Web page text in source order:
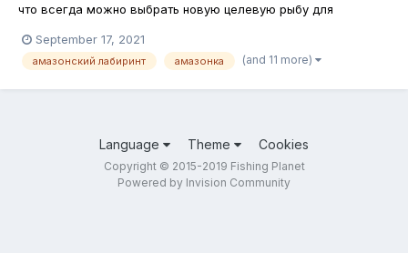
что всегда можно выбрать новую целевую рыбу для
мы можем поймать в пределах локации Амазонский
Лабиринт! Ловим павлиньего, оринокского и крапчатого
September 17, 2021
амазонский лабиринт амазонка (and 11 more)
Language Theme Cookies
Copyright © 2015-2019 Fishing Planet
Powered by Invision Community